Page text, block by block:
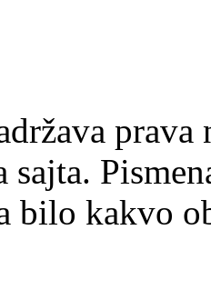
sajta.
bilo kakvo